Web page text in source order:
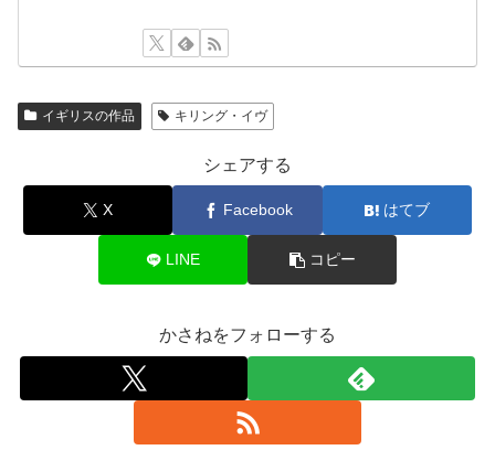
イギリスの作品 キリング・イヴ
シェアする
X Facebook はてブ
LINE コピー
かさねをフォローする